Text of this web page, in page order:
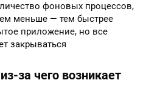
фоновых процессов,
меньше — тем быстрее
приложение, но все
закрываться
за чего возникает